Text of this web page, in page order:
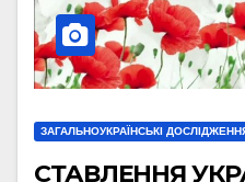
ЗАГАЛЬНОУКРАЇНСЬКІ
СТАВЛЕННЯ